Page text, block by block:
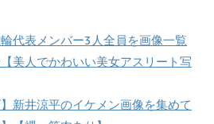
代表メンバー3人全員を画像一覧
美人でかわいい美女アスリート写
】新井涼平のイケメン画像を集めて